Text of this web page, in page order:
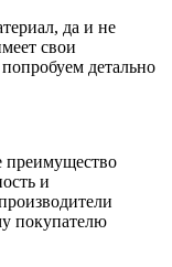
да и не
свои
детально
преимущество
и
покупателю